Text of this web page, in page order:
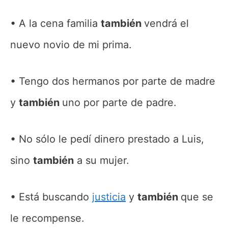
A la cena familia también vendrá el
nuevo novio de mi prima.
Tengo dos hermanos por parte de madre
y también uno por parte de padre.
No sólo le pedí dinero prestado a Luis,
sino también a su mujer.
Está buscando justicia y también que se
le recompense.